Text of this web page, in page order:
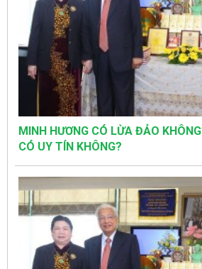
MINH HƯƠNG CÓ LỪA ĐẢO
CÓ UY TÍN KHÔNG?